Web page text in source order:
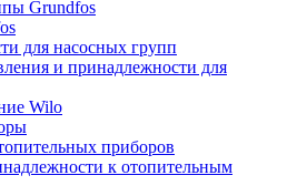
Grundfos
для насосных групп
и принадлежности для
Wilo
приборов
к отопительным